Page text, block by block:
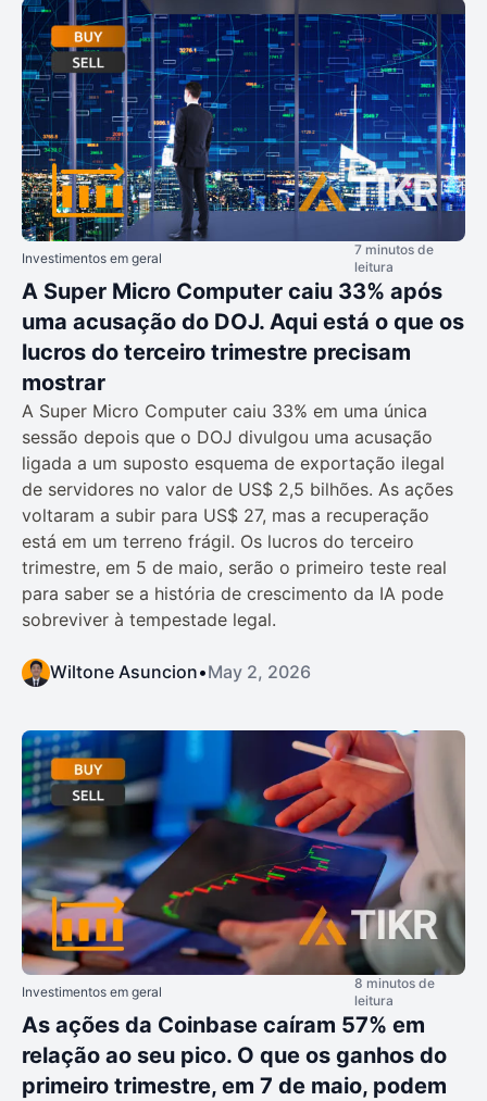
Investimentos em geral
7 minutos de
leitura
A Super Micro Computer caiu 33% após
uma acusação do DOJ. Aqui está o que os
lucros do terceiro trimestre precisam
mostrar
A Super Micro Computer caiu 33% em uma única
sessão depois que o DOJ divulgou uma acusação
ligada a um suposto esquema de exportação ilegal
de servidores no valor de US$ 2,5 bilhões. As ações
voltaram a subir para US$ 27, mas a recuperação
está em um terreno frágil. Os lucros do terceiro
trimestre, em 5 de maio, serão o primeiro teste real
para saber se a história de crescimento da IA pode
sobreviver à tempestade legal.
Wiltone Asuncion•May 2, 2026
Investimentos em geral
8 minutos de
leitura
As ações da Coinbase caíram 57% em
relação ao seu pico. O que os ganhos do
primeiro trimestre, em 7 de maio, podem